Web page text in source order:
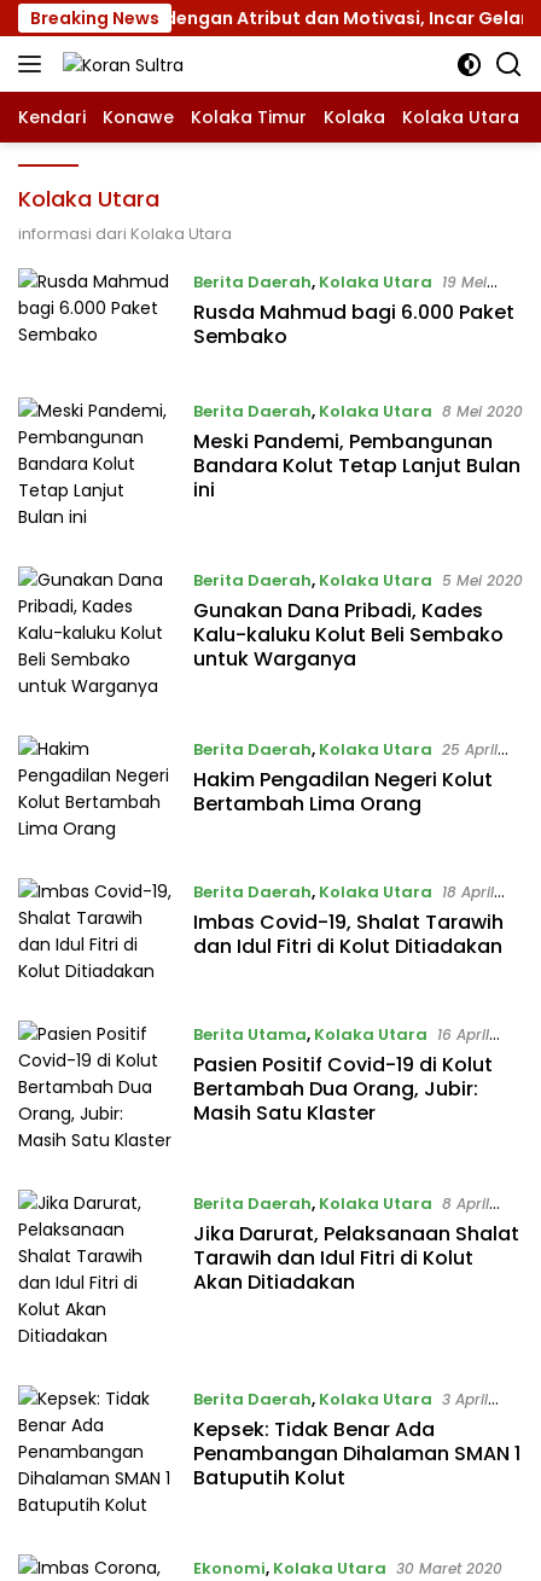
Langsung
ke
konten
Breaking News
Jamnas XII dengan Atribut dan Motivasi, Incar Gelar
Kendari Konawe Kolaka Timur Kolaka Kolaka Utara
Kolaka Utara
informasi dari Kolaka Utara
Berita Daerah, Kolaka Utara 19 Mei
2020
Rusda Mahmud bagi 6.000 Paket
Sembako
Berita Daerah, Kolaka Utara 8 Mei 2020
Meski Pandemi, Pembangunan
Bandara Kolut Tetap Lanjut Bulan
ini
Berita Daerah, Kolaka Utara 5 Mei 2020
Gunakan Dana Pribadi, Kades
Kalu-kaluku Kolut Beli Sembako
untuk Warganya
Berita Daerah, Kolaka Utara 25 April
2020
Hakim Pengadilan Negeri Kolut
Bertambah Lima Orang
Berita Daerah, Kolaka Utara 18 April
2020
Imbas Covid-19, Shalat Tarawih
dan Idul Fitri di Kolut Ditiadakan
Berita Utama, Kolaka Utara 16 April
2020
Pasien Positif Covid-19 di Kolut
Bertambah Dua Orang, Jubir:
Masih Satu Klaster
Berita Daerah, Kolaka Utara 8 April
2020
Jika Darurat, Pelaksanaan Shalat
Tarawih dan Idul Fitri di Kolut
Akan Ditiadakan
Berita Daerah, Kolaka Utara 3 April
2020
Kepsek: Tidak Benar Ada
Penambangan Dihalaman SMAN 1
Batuputih Kolut
Ekonomi, Kolaka Utara 30 Maret 2020